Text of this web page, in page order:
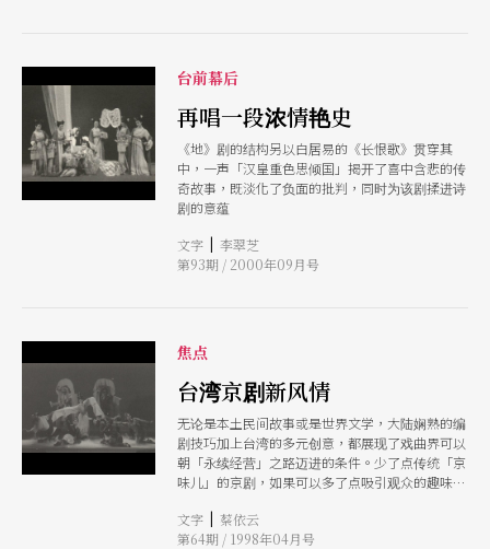
台前幕后
再唱一段浓情艳史
《地》剧的结构另以白居易的《长恨歌》贯穿其
中，一声「汉皇重色思倾国」揭开了喜中含悲的传
奇故事，既淡化了负面的批判，同时为该剧揉进诗
剧的意蕴
文字 | 李翠芝
第93期 / 2000年09月号
焦点
台湾京剧新风情
无论是本土民间故事或是世界文学，大陆娴熟的编
剧技巧加上台湾的多元创意，都展现了戏曲界可以
朝「永续经营」之路迈进的条件。少了点传统「京
味儿」的京剧，如果可以多了点吸引观众的趣味，
文字 | 蔡依云
第64期 / 1998年04月号